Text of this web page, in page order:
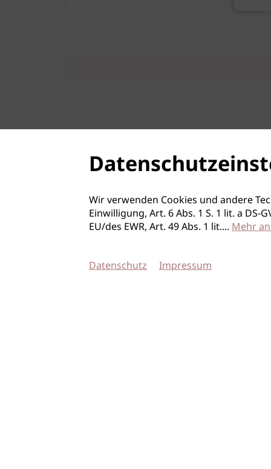
Wir verwenden Cookies und andere
Einwilligung, Art. 6 Abs. 1 S. 1 lit. a
EU/des EWR, Art. 49 Abs. 1 lit.... Mehr
Datenschutz Impressum